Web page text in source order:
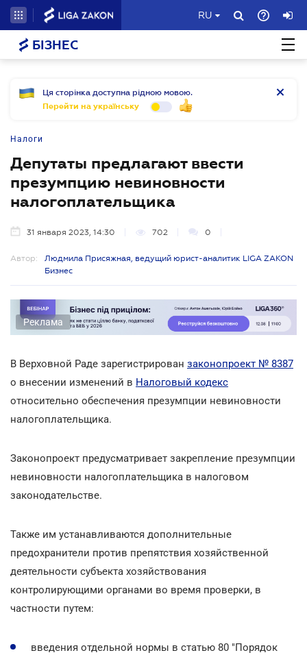
RU
БІЗНЕС
Ця сторінка доступна рідною мовою.
Перейти на українську
Налоги
Депутаты предлагают ввести
презумпцию невиновности
налогоплательщика
31 января 2023, 14:30 702 0
Автор:
Людмила Присяжная, ведущий юрист-аналитик LIGA ZAKON
Бизнес
Реклама
В Верховной Раде зарегистрирован законопроект № 8387
о внесении изменений в Налоговый кодекс
относительно обеспечения презумпции невиновности
налогоплательщика.
Законопроект предусматривает закрепление презумпции
невиновности налогоплательщика в налоговом
законодательстве.
Также им устанавливаются дополнительные
предохранители против препятствия хозяйственной
деятельности субъекта хозяйствования
контролирующими органами во время проверки, в
частности путем:
введения отдельной нормы в статью 80 "Порядок